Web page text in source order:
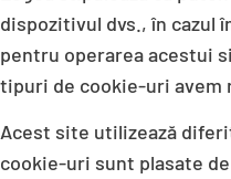
dispozitivul dvs., în cazul
pentru operarea acestui
tipuri de cookie-uri avem
Acest site utilizează
cookie-uri sunt plasate